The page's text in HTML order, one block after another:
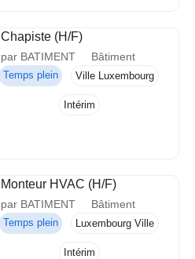
Chapiste (H/F)
par BATIMENT Bâtiment
Temps plein Ville Luxembourg
Intérim
Monteur HVAC (H/F)
par BATIMENT Bâtiment
Temps plein Luxembourg Ville
Intérim